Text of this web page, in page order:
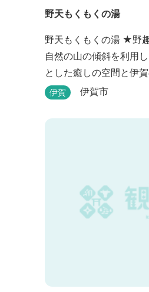
野天もくもくの湯
野天もくもくの湯 ★野趣あふれる野天風呂が自慢！
自然の山の傾斜を利用
とした癒しの空間と伊
温泉浴を楽しみながら
魅力です。 ★源泉100％の野天風呂 源泉100％の野
伊賀 伊賀市